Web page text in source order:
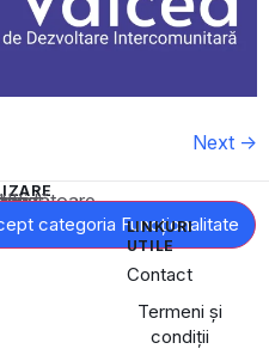
Next →
categoria Funcționalitate
LINKURI
UTILE
Contact
Termeni și
condiții